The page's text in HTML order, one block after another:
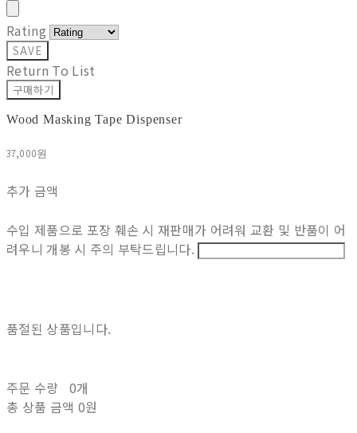
Rating
SAVE
Return To List
구매하기
Wood Masking Tape Dispenser
37,000원
추가 금액
수입 제품으로 포장 훼손 시 재판매가 어려워 교환 및 반품이 어
려우니 개봉 시 주의 부탁드립니다.
품절된 상품입니다.
주문 수량
0개
총 상품 금액 0원